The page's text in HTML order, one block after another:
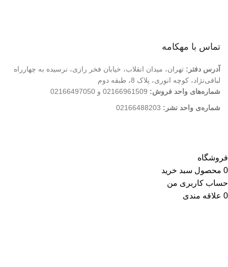
تماس با مهکامه
آدرس دفتر: تهران، میدان انقلاب، خیابان فخر رازی، نرسیده به چهارراه
لبافی‌نژاد، کوچه انوری، پلاک 8، طبقه دوم
شماره‌های واحد فروش: 02166961509 و 02166497050
شماره‌‌ی واحد نشر:
فروشگاه
0 محصول سبد خرید
حساب کاربری من
0 علاقه مندی